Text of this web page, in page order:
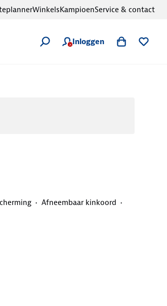
Inloggen
WinkelsKampioenService & contact
Afneembaar kinkoord